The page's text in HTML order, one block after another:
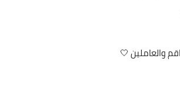
والعاملين 🤍